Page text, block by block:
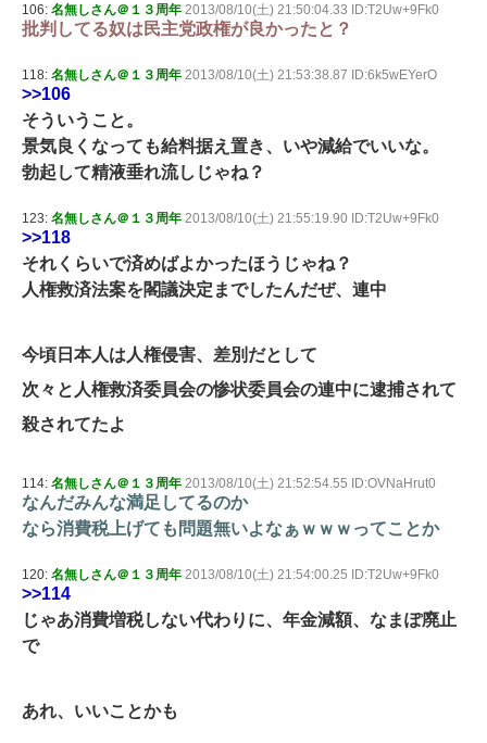
106: 名無しさん＠１３周年 2013/08/10(土) 21:50:04.33 ID:T2Uw+9Fk0
批判してる奴は民主党政権が良かったと？
118: 名無しさん＠１３周年 2013/08/10(土) 21:53:38.87 ID:6k5wEYerO
>>106
そういうこと。
景気良くなっても給料据え置き、いや減給でいいな。
勃起して精液垂れ流しじゃね？
123: 名無しさん＠１３周年 2013/08/10(土) 21:55:19.90 ID:T2Uw+9Fk0
>>118
それくらいで済めばよかったほうじゃね？
人権救済法案を閣議決定までしたんだぜ、連中
今頃日本人は人権侵害、差別だとして
次々と人権救済委員会の惨状委員会の連中に逮捕されて
殺されてたよ
114: 名無しさん＠１３周年 2013/08/10(土) 21:52:54.55 ID:OVNaHrut0
なんだみんな満足してるのか
なら消費税上げても問題無いよなぁｗｗｗってことか
120: 名無しさん＠１３周年 2013/08/10(土) 21:54:00.25 ID:T2Uw+9Fk0
>>114
じゃあ消費増税しない代わりに、年金減額、なまぽ廃止
で
あれ、いいことかも